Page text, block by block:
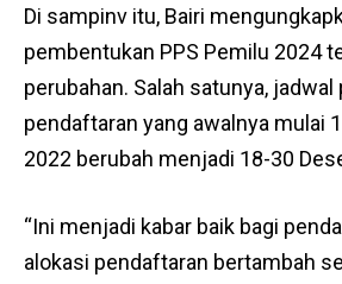
Di sampinv itu, Bairi
pembentukan PPS Pemilu 2024
perubahan. Salah satunya, jadwal
pendaftaran yang awalnya mulai
2022 berubah menjadi 18-30
“Ini menjadi kabar baik bagi
alokasi pendaftaran bertambah